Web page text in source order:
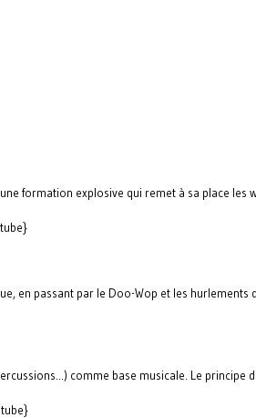
formation explosive qui remet à sa place les
en passant par le Doo-Wop et les hurlements
comme base musicale. Le principe